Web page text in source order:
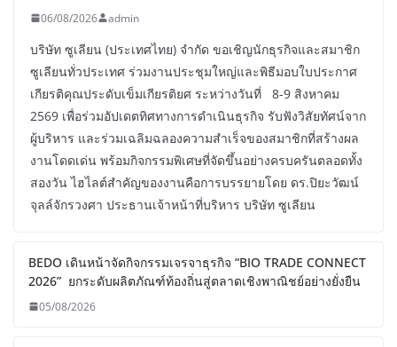
06/08/2026 admin
บริษัท ซูเลียน (ประเทศไทย) จำกัด ขอเชิญนักธุรกิจและสมาชิก
ซูเลียนทั่วประเทศ ร่วมงานประชุมใหญ่และพิธีมอบใบประกาศ
เกียรติคุณประดับเข็มเกียรติยศ ระหว่างวันที่ 8-9 สิงหาคม
2569 เพื่อร่วมอัปเดตทิศทางการดำเนินธุรกิจ รับฟังวิสัยทัศน์จาก
ผู้บริหาร และร่วมเฉลิมฉลองความสำเร็จของสมาชิกที่สร้างผล
งานโดดเด่น พร้อมกิจกรรมพิเศษที่จัดขึ้นอย่างครบครันตลอดทั้ง
สองวัน ไฮไลต์สำคัญของงานคือการบรรยายโดย ดร.ปิยะวัฒน์
จุลล์จักรวงศา ประธานเจ้าหน้าที่บริหาร บริษัท ซูเลียน
BEDO เดินหน้าจัดกิจกรรมเจรจาธุรกิจ “BIO TRADE CONNECT
2026” ยกระดับผลิตภัณฑ์ท้องถิ่นสู่ตลาดเชิงพาณิชย์อย่างยั่งยืน
05/08/2026